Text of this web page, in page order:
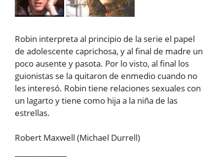
Robin interpreta al principio de la serie el papel
de adolescente caprichosa, y al final de madre un
poco ausente y pasota. Por lo visto, al final los
guionistas se la quitaron de enmedio cuando no
les interesó. Robin tiene relaciones sexuales con
un lagarto y tiene como hija a la niña de las
estrellas.
Robert Maxwell (Michael Durrell)